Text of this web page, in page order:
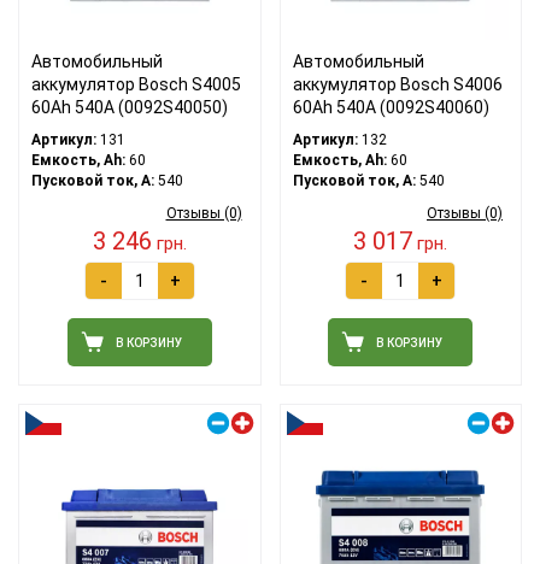
Автомобильный
аккумулятор Bosch S4005
60Ah 540A (0092S40050)
Артикул: 131
Емкость, Ah: 60
Пусковой ток, A: 540
Отзывы (0)
3 246 грн.
- +
В КОРЗИНУ
Автомобильный
аккумулятор Bosch S4006
60Ah 540A (0092S40060)
Артикул:132
Емкость, Ah:60
Пусковой ток, A:540
Отзывы (0)
3 017 грн.
- +
В КОРЗИНУ